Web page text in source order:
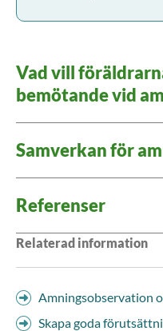
Vad vill
bemötande vid
Samverkan för
Referenser
Relaterad information
Amningsobservation
Skapa goda